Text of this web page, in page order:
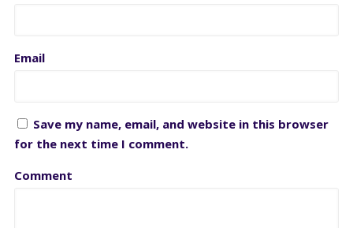
Email
Save my name, email, and website in this browser
for the next time I comment.
Comment